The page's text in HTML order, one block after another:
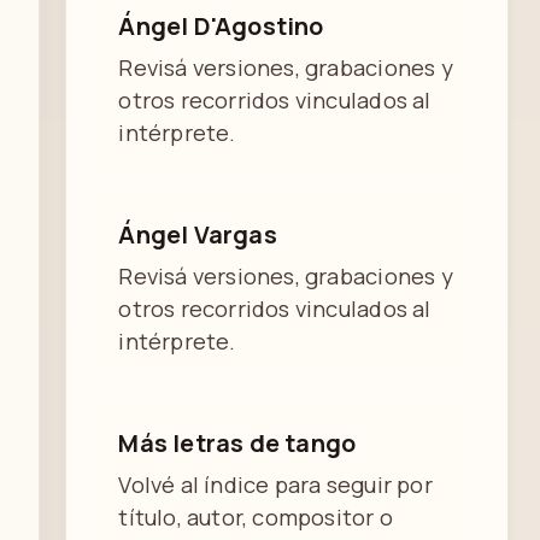
Ángel D'Agostino
Revisá versiones, grabaciones y
otros recorridos vinculados al
intérprete.
Ángel Vargas
Revisá versiones, grabaciones y
otros recorridos vinculados al
intérprete.
Más letras de tango
Volvé al índice para seguir por
título, autor, compositor o